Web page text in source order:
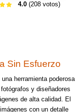
4.0 (208 votos)
Sin Esfuerzo
herramienta poderosa
y diseñadores
de alta calidad. El
con un detalle